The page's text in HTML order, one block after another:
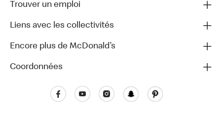
Trouver un emploi
Liens avec les collectivités
Encore plus de McDonald’s
Coordonnées